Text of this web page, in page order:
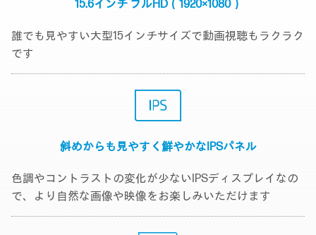
15.6インチ フルHD（1920×1080）
誰でも見やすい大型15インチサイズで動画視聴もラクラク
です
斜めからも見やすく鮮やかなIPSパネル
色調やコントラストの変化が少ないIPSディスプレイなの
で、より自然な画像や映像をお楽しみいただけます